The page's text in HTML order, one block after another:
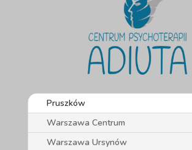
Pruszków
Warszawa Centrum
Warszawa Ursynów